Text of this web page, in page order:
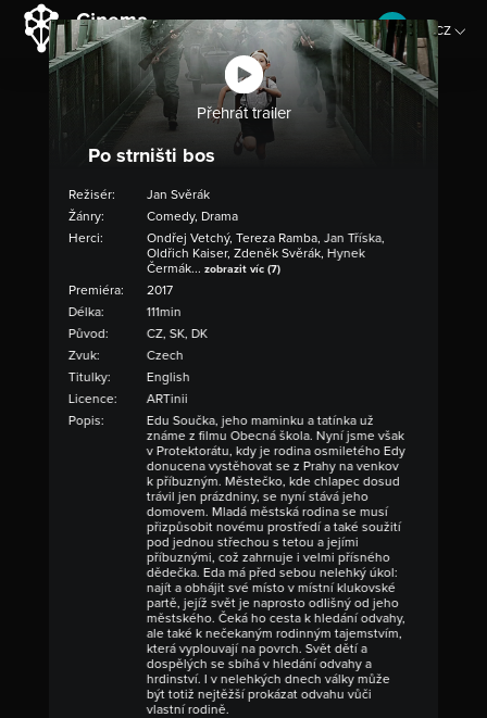
CZ
EN
Přehrát trailer
Po strništi bos
Režisér:
Jan Svěrák
Žánry:
Comedy, Drama
Herci:
Ondřej Vetchý, Tereza Ramba, Jan Tříska,
Oldřich Kaiser, Zdeněk Svěrák, Hynek
Čermák... zobrazit víc (7)
Premiéra:
2017
Délka:
111min
Původ:
CZ, SK, DK
Zvuk:
Czech
Titulky:
English
Licence:
ARTinii
Popis:
Edu Součka, jeho maminku a tatínka už
známe z filmu Obecná škola. Nyní jsme však
v Protektorátu, kdy je rodina osmiletého Edy
donucena vystěhovat se z Prahy na venkov
k příbuzným. Městečko, kde chlapec dosud
trávil jen prázdniny, se nyní stává jeho
domovem. Mladá městská rodina se musí
přizpůsobit novému prostředí a také soužití
pod jednou střechou s tetou a jejími
příbuznými, což zahrnuje i velmi přísného
dědečka. Eda má před sebou nelehký úkol:
najít a obhájit své místo v místní klukovské
partě, jejíž svět je naprosto odlišný od jeho
městského. Čeká ho cesta k hledání odvahy,
ale také k nečekaným rodinným tajemstvím,
která vyplouvají na povrch. Svět dětí a
dospělých se sbíhá v hledání odvahy a
hrdinství. I v nelehkých dnech války může
být totiž nejtěžší prokázat odvahu vůči
vlastní rodině.